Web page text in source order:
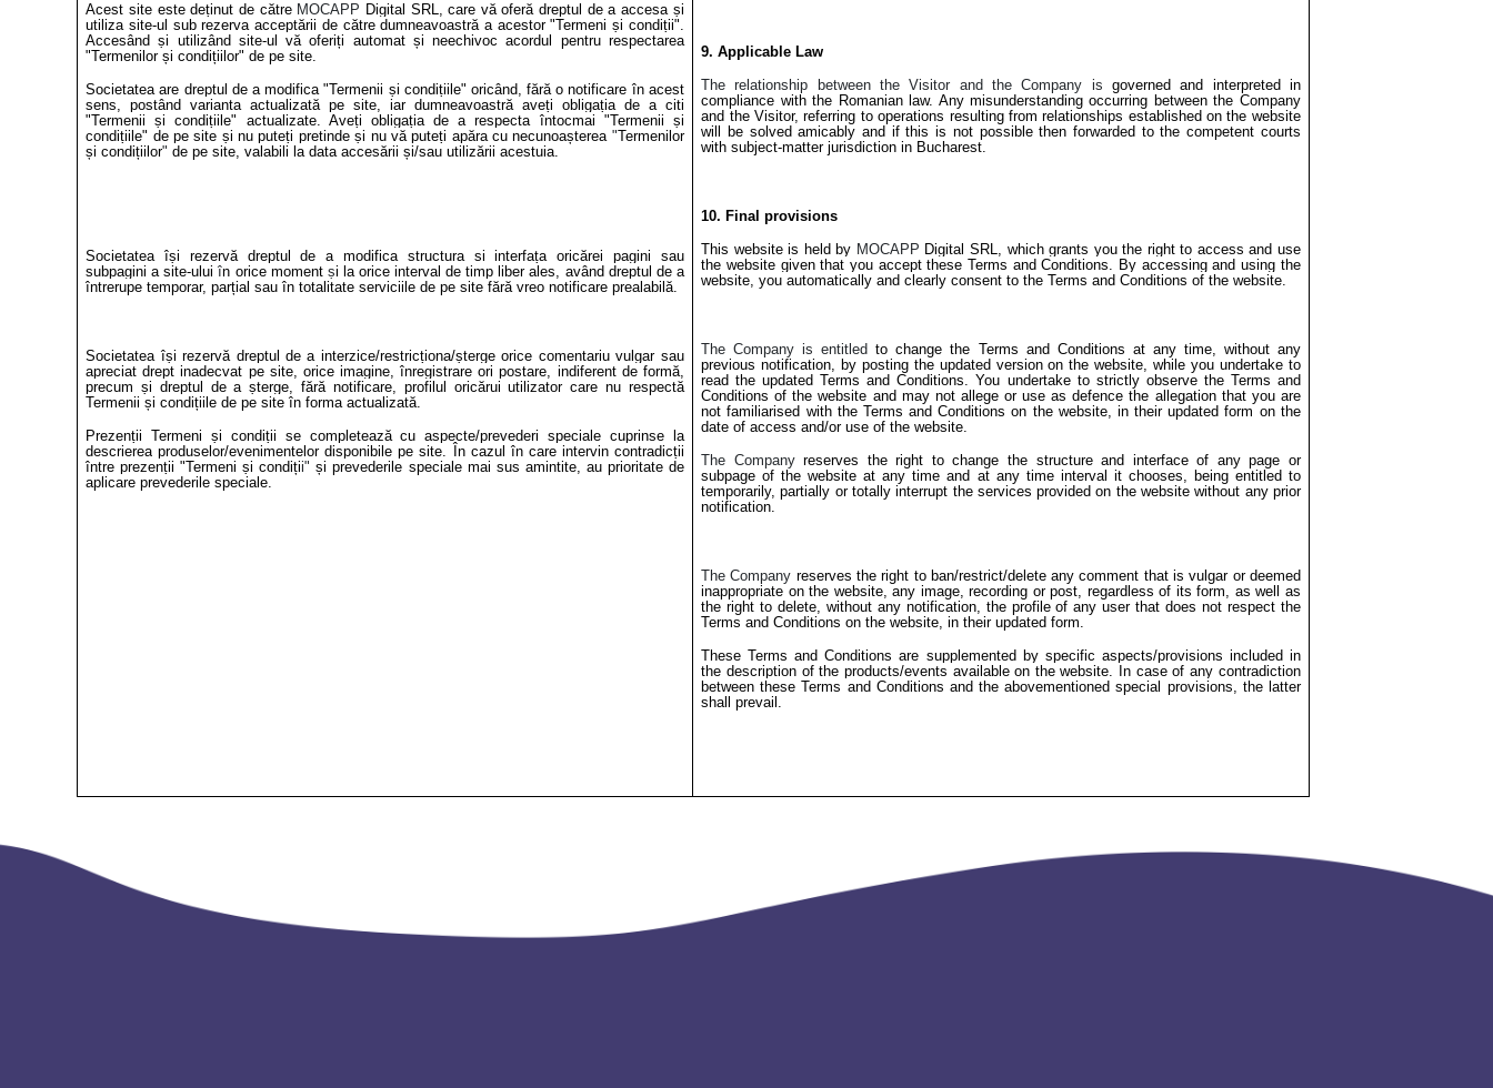
Acest site este deținut de către MOCAPP Digital SRL, care vă oferă dreptul de a accesa și
utiliza site-ul sub rezerva acceptării de către dumneavoastră a acestor "Termeni și condiții".
Accesând și utilizând site-ul vă oferiți automat și neechivoc acordul pentru respectarea
"Termenilor și condițiilor" de pe site.
Societatea are dreptul de a modifica "Termenii și condițiile" oricând, fără o notificare în acest
sens, postând varianta actualizată pe site, iar dumneavoastră aveți obligația de a citi
"Termenii și condițiile" actualizate. Aveți obligația de a respecta întocmai "Termenii și
condițiile" de pe site și nu puteți pretinde și nu vă puteți apăra cu necunoașterea "Termenilor
și condițiilor" de pe site, valabili la data accesării și/sau utilizării acestuia.
Societatea își rezervă dreptul de a modifica structura si interfața oricărei pagini sau
subpagini a site-uluiîn orice moment și la orice interval de timp liber ales, având dreptul de a
întrerupe temporar, parțial sau în totalitate serviciile de pe site fără vreo notificare prealabilă.
Societatea își rezervă dreptul de a interzice/restricționa/șterge orice comentariu vulgar sau
apreciat drept inadecvat pe site, orice imagine, înregistrare ori postare, indiferent de formă,
precum și dreptul de a șterge, fără notificare, profilul oricărui utilizator care nu respectă
Termenii și condițiile de pe site în forma actualizată.
Prezenții Termeni și condiții se completează cu aspecte/prevederi speciale cuprinse la
descrierea produselor/evenimentelor disponibile pe site. În cazul în care intervin contradicții
între prezenții "Termeni și condiții" și prevederile speciale mai sus amintite, au prioritate de
aplicare prevederile speciale.
9. Applicable Law
The relationship between the Visitor and the Company is governed and interpreted in
compliance with the Romanian law. Any misunderstanding occurring between the Company
and the Visitor, referring to operations resulting from relationships established on the website
will be solved amicably and if this is not possible then forwarded to the competent courts
with subject-matter jurisdiction in Bucharest.
10. Final provisions
This website is held by MOCAPP Digital SRL, which grants you the right to access and use
the website given that you accept these Terms and Conditions. By accessing and using the
website, you automatically and clearly consent to the Terms and Conditions of the website.
The Company is entitledto change the Terms and Conditions at any time, without any
previous notification, by posting the updated version on the website, while you undertake to
read the updated Terms and Conditions. You undertake to strictly observe the Terms and
Conditions of the website and may not allege or use as defence the allegation that you are
not familiarised with the Terms and Conditions on the website, in their updated form on the
date of access and/or use of the website.
The Companyreserves the right to change the structure and interface of any page or
subpage of the website at any time and at any time interval it chooses, being entitled to
temporarily, partially or totally interrupt the services provided on the website without any prior
notification.
The Company reserves the right to ban/restrict/delete any comment that is vulgar or deemed
inappropriate on the website, any image, recording or post, regardless of its form, as well as
the right to delete, without any notification, the profile of any user that does not respect the
Terms and Conditions on the website, in their updated form.
These Terms and Conditions are supplemented by specific aspects/provisions included in
the description of the products/events available on the website. In case of any contradiction
between these Terms and Conditions and the abovementioned special provisions, the latter
shall prevail.